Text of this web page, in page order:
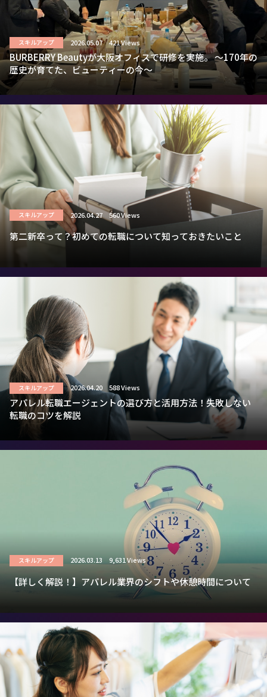
スキルアップ 2026.05.07 421 Views
BURBERRY Beautyが大阪オフィスで研修を実施。 ～170年の
歴史が育てた、ビューティーの今～
スキルアップ 2026.04.27 560 Views
第二新卒って？初めての転職について知っておきたいこと
スキルアップ 2026.04.20 588 Views
アパレル転職エージェントの選び方と活用方法！失敗しない
転職のコツを解説
スキルアップ 2026.03.13 9,631 Views
【詳しく解説！】アパレル業界のシフトや休憩時間について